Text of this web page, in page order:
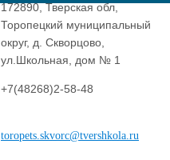
172890, Тверская обл,
Торопецкий муниципальный
округ, д. Скворцово,
ул.Школьная, дом № 1
+7(48268)2-58-48
toropets.skvorc@tvershkola.ru